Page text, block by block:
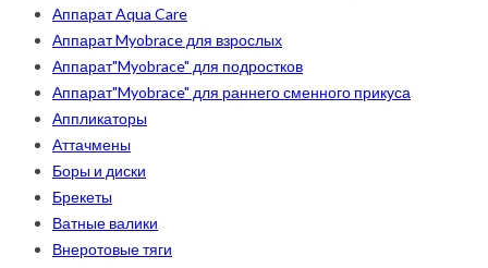
Аппарат Aqua Care
Аппарат Myobrace для взрослых
Аппарат"Myobrace" для подростков
Аппарат"Myobrace" для раннего сменного прикуса
Аппликаторы
Аттачмены
Боры и диски
Брекеты
Ватные валики
Внеротовые тяги